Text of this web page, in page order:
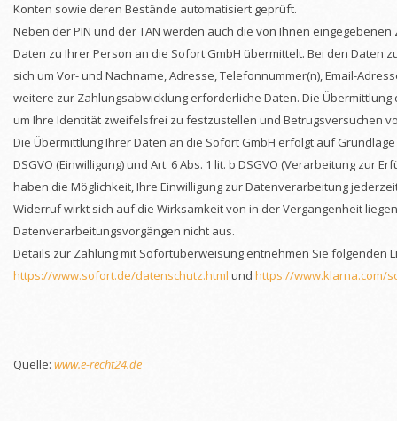
Konten sowie deren Bestände automatisiert geprüft.
Neben der PIN und der TAN werden auch die von Ihnen
Daten zu Ihrer Person an die Sofort GmbH übermittelt. Bei den Daten
sich um Vor- und Nachname, Adresse, Telefonnummer(n), Email-
weitere zur Zahlungsabwicklung erforderliche Daten. Die
um Ihre Identität zweifelsfrei zu festzustellen und Betrugsversuchen
Die Übermittlung Ihrer Daten an die Sofort GmbH erfolgt auf Grundlage
DSGVO (Einwilligung) und Art. 6 Abs. 1 lit. b DSGVO (Verarbeitung zur
haben die Möglichkeit, Ihre Einwilligung zur Datenverarbeitung
Widerruf wirkt sich auf die Wirksamkeit von in der Vergangenheit
Datenverarbeitungsvorgängen nicht aus.
Details zur Zahlung mit Sofortüberweisung entnehmen Sie folgenden
https://www.sofort.de/datenschutz.html und https://www.klarna.com/
Quelle: www.e-recht24.de